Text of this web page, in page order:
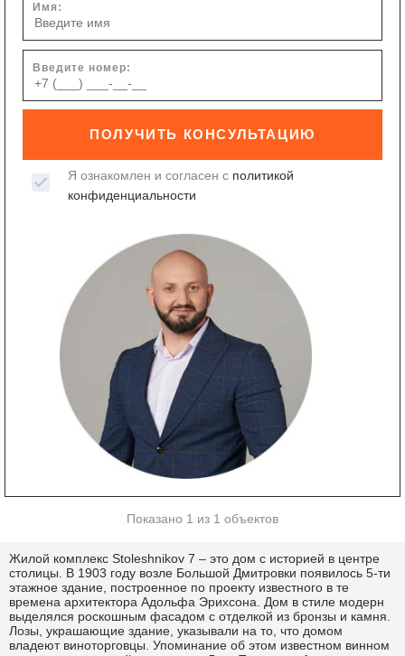
Имя:
Введите номер:
ПОЛУЧИТЬ КОНСУЛЬТАЦИЮ
Я ознакомлен и согласен с политикой
конфиденциальности
Показано 1 из 1 объектов
Жилой комплекс Stoleshnikov 7 – это дом с историей в центре
столицы. В 1903 году возле Большой Дмитровки появилось 5-ти
этажное здание, построенное по проекту известного в те
времена архитектора Адольфа Эрихсона. Дом в стиле модерн
выделялся роскошным фасадом с отделкой из бронзы и камня.
Лозы, украшающие здание, указывали на то, что домом
владеют виноторговцы. Упоминание об этом известном винном